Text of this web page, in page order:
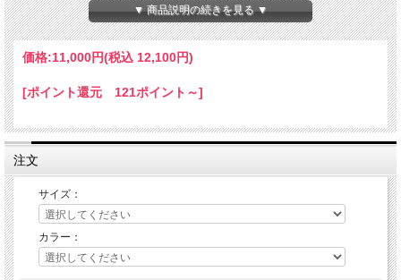
TIGHTBOOTH PRODUCTION (タイトブース プロダクション)
AXIS
▼ 商品説明の続きを見る ▼
価格:11,000円(税込 12,100円)
[ポイント還元 121ポイント～]
注文
サイズ：
カラー：